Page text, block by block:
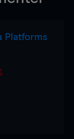
Platforms